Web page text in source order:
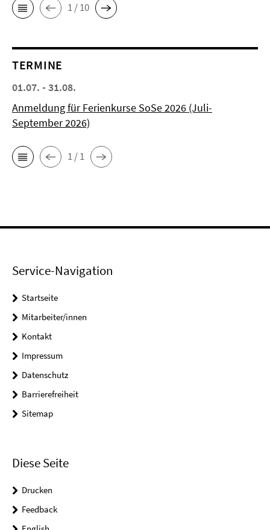
1 / 10
TERMINE
01.07. - 31.08.
Anmeldung für Ferienkurse SoSe 2026 (Juli-
September 2026)
1 / 1
Service-Navigation
Startseite
Mitarbeiter/innen
Kontakt
Impressum
Datenschutz
Barrierefreiheit
Sitemap
Diese Seite
Drucken
Feedback